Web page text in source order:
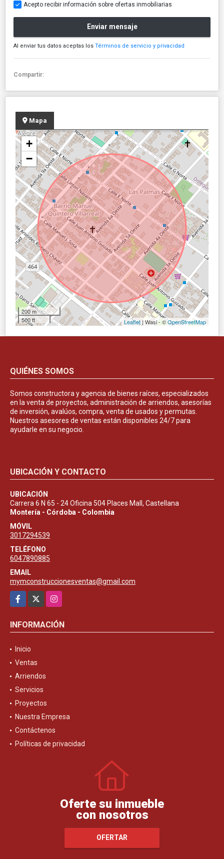
Acepto recibir información sobre ofertas inmobiliarias
Enviar mensaje
Al enviar tus datos aceptas los Términos de servicio y privacidad
Compartir:
Mapa
+
−
200 m
500 ft
Leaflet | Wasi - ©OpenStreetMap
QUIÉNES SOMOS
Somos constructora y agencia de bienes raíces, especializados
en la venta de proyectos, administración de arriendos, asesorías
de inversión, avalúos, compra, venta de usados y permutas.
Nuestros asesores de ventas están disponibles 24/7 para
ayudarle en su negocio.
UBICACIÓN Y CONTACTO
UBICACIÓN
Carrera 6 N 65 - 24 Oficina 504 Places Mall, Castellana
Montería - Córdoba - Colombia
MÓVIL
3017294539
TELÉFONO
6047890885
EMAIL
mymconstruccionesventas@gmail.com
Facebook
Instagram
INFORMACIÓN
Inicio
Ventas
Arriendos
Servicios
Proyectos
Nuestra Empresa
Contáctenos
Políticas de privacidad
Oferte su inmueble
con nosotros
OFERTAR